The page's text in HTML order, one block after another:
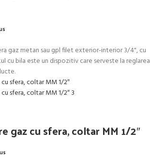
gaz metan sau gpl filet exterior-interior 3/4", cu
cu bila este un dispozitiv care serveste la reglarea
gaz cu sfera, coltar MM 1/2″